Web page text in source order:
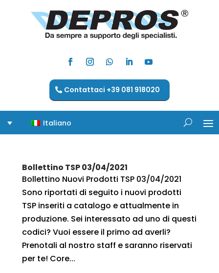
Contattaci +39 081 918020
Italiano
Bollettino TSP 03/04/2021
Bollettino Nuovi Prodotti TSP 03/04/2021
Sono riportati di seguito i nuovi prodotti
TSP inseriti a catalogo e attualmente in
produzione. Sei interessato ad uno di questi
codici? Vuoi essere il primo ad averli?
Prenotali al nostro staff e saranno riservati
per te! Core...